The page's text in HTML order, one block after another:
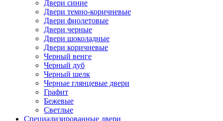
Двери синие
Двери темно-коричневые
Двери фиолетовые
Двери черные
Двери шоколадные
Двери коричневые
Черный венге
Черный дуб
Черный шелк
Черные глянцевые двери
Графит
Бежевые
Светлые
Специализированные двери